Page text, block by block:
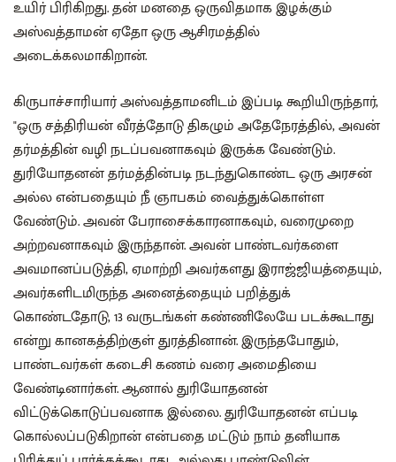
உயிர் பிரிகிறது. தன் மனதை ஒருவிதமாக இழக்கும்
அஸ்வத்தாமன் ஏதோ ஒரு ஆசிரமத்தில்
அடைக்கலமாகிறான்.
கிருபாச்சாரியார் அஸ்வத்தாமனிடம் இப்படி கூறியிருந்தார்,
"ஒரு சத்திரியன் வீரத்தோடு திகழும் அதேநேரத்தில், அவன்
தர்மத்தின் வழி நடப்பவனாகவும் இருக்க வேண்டும்.
துரியோதனன் தர்மத்தின்படி நடந்துகொண்ட ஒரு அரசன்
அல்ல என்பதையும் நீ ஞாபகம் வைத்துக்கொள்ள
வேண்டும். அவன் பேராசைக்காரனாகவும், வரைமுறை
அற்றவனாகவும் இருந்தான். அவன் பாண்டவர்களை
அவமானப்படுத்தி, ஏமாற்றி அவர்களது இராஜ்ஜியத்தையும்,
அவர்களிடமிருந்த அனைத்தையும் பறித்துக்
கொண்டதோடு, 13 வருடங்கள் கண்ணிலேயே படக்கூடாது
என்று கானகத்திற்குள் துரத்தினான். இருந்தபோதும்,
பாண்டவர்கள் கடைசி கணம் வரை அமைதியை
வேண்டினார்கள். ஆனால் துரியோதனன்
விட்டுக்கொடுப்பவனாக இல்லை. துரியோதனன் எப்படி
கொல்லப்படுகிறான் என்பதை மட்டும் நாம் தனியாக